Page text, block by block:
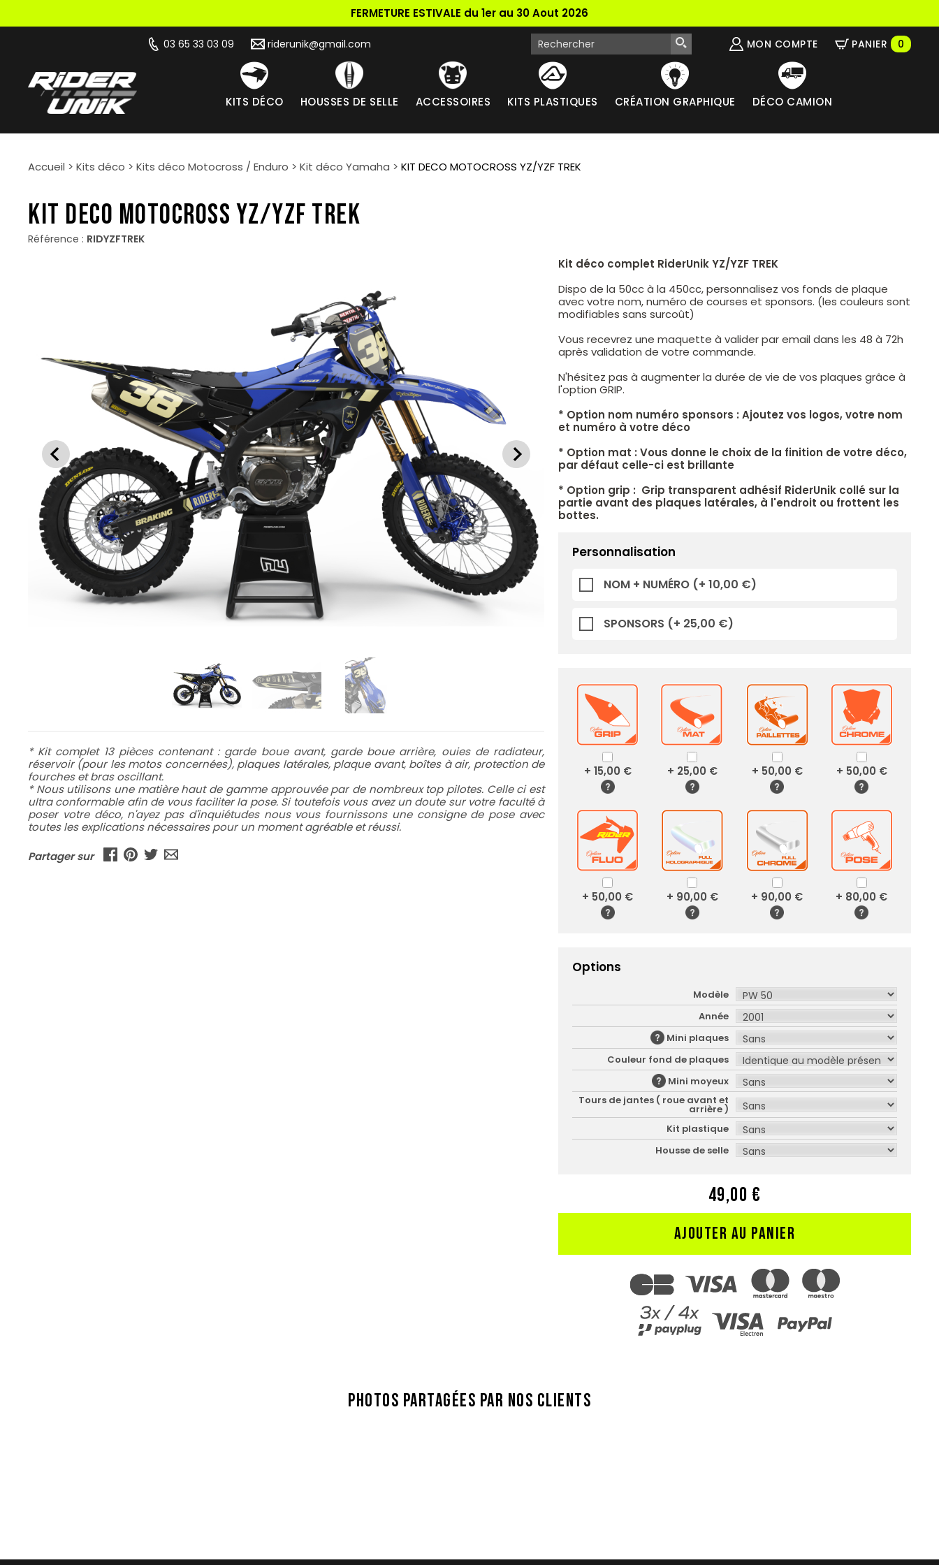
FERMETURE ESTIVALE du 1er au 30 Aout 2026
03 65 33 03 09 riderunik@gmail.com MON COMPTE PANIER 0
KITS DÉCO HOUSSES DE SELLE ACCESSOIRES KITS PLASTIQUES CRÉATION GRAPHIQUE DÉCO CAMION
Accueil > Kits déco > Kits déco Motocross / Enduro > Kit déco Yamaha > KIT DECO MOTOCROSS YZ/YZF TREK
KIT DECO MOTOCROSS YZ/YZF TREK
Référence : RIDYZFTREK
* Kit complet 13 pièces contenant : garde boue avant, garde boue arrière, ouies de radiateur,
réservoir (pour les motos concernées), plaques latérales, plaque avant, boîtes à air, protection de
fourches et bras oscillant.
* Nous utilisons une matière haut de gamme approuvée par de nombreux top pilotes. Celle ci est
ultra conformable afin de vous faciliter la pose. Si toutefois vous avez un doute sur votre faculté à
poser votre déco, n'ayez pas d'inquiétudes nous vous fournissons une consigne de pose avec
toutes les explications nécessaires pour un moment agréable et réussi.
Partager sur
Kit déco complet RiderUnik YZ/YZF TREK
Dispo de la 50cc à la 450cc, personnalisez vos fonds de plaque
avec votre nom, numéro de courses et sponsors. (les couleurs sont
modifiables sans surcoût)
Vous recevrez une maquette à valider par email dans les 48 à 72h
après validation de votre commande.
N'hésitez pas à augmenter la durée de vie de vos plaques grâce à
l'option GRIP.
* Option nom numéro sponsors : Ajoutez vos logos, votre nom
et numéro à votre déco
* Option mat : Vous donne le choix de la finition de votre déco,
par défaut celle-ci est brillante
* Option grip : Grip transparent adhésif RiderUnik collé sur la
partie avant des plaques latérales, à l'endroit ou frottent les
bottes.
Personnalisation
NOM + NUMÉRO (+ 10,00 €)
SPONSORS (+ 25,00 €)
+ 15,00 € + 25,00 € + 50,00 € + 50,00 €
+ 50,00 € + 90,00 € + 90,00 € + 80,00 €
Options
Modèle
Année
Mini plaques
Couleur fond de plaques
Mini moyeux
Tours de jantes ( roue avant et
arrière )
Kit plastique
Housse de selle
49,00 €
AJOUTER AU PANIER
PHOTOS PARTAGÉES PAR NOS CLIENTS